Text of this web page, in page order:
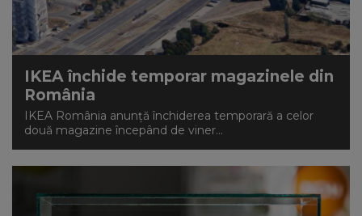
NEWS
CONTUL MEU
IKEA închide temporar magazinele din
România
IKEA România anunță închiderea temporară a celor
două magazine începând de viner...